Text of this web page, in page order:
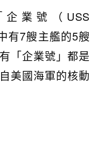
業號（USS
有7艘主艦的5艘
「企業號」都是
美國海軍的核動